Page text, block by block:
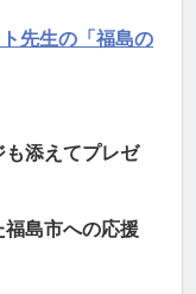
先生の「福島の
も添えてプレゼ
福島市への応援